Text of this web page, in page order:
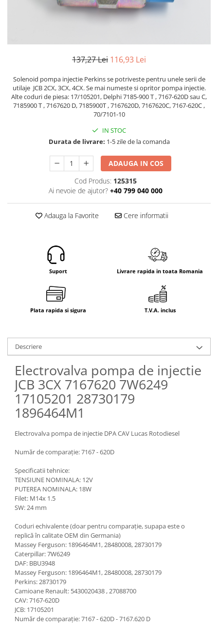
TELECOMANDA LIFT
MOTOARE ELECTRICE
ELECTRICE
POMPE HIDRAULICE
Bolturi, role si bucse
Pompa si motor electric
Role, bolturi si bucse
Burdufe si cilindri hidraulici
Cilindri, burdufe
Pompe si motoare electrice
Motoare electrice si pompe
Role, bucse si bolturi
Cilindru hidraulic si burduf
Hidraulice
Mecanice
Bolturi, role si bucse
Cilindri si burdufe
Pompe si motoare electrice
DAUTEL
Electrice
Hidraulica
Electropompa si motoare electrice
Burdufuri si cilindri hidraulici
Role, bucsi si bolturi
BEHRENS
Bolturi - role - bucse
Mecanice
Electrice
Hidraulice
Motoare electrice si pompe
SÖRENSEN
Mecanice
Electrice
Hidraulice
Presuri camion
Scule camion
Stergatoare parbriz camion
Perdele camion
137,27 Lei 116,93 Lei
Solenoid pompa injectie Perkins se potriveste pentru unele serii de
utilaje JCB 2CX, 3CX, 4CX. Se mai numeste si opritor pompa injectie.
Alte coduri de piesa: 17/105201, Delphi 7185-900 T , 7167-620D sau C,
7185900 T , 7167620 D, 7185900T , 7167620D, 7167620C, 7167-620C ,
70/7101-10
IN STOC
Durata de livrare: 1-5 zile de la comanda
ADAUGA IN COS
Cod Produs: 125315
Ai nevoie de ajutor? +40 799 040 000
Adauga la Favorite Cere informatii
Suport Livrare rapida in toata Romania
Plata rapida si sigura T.V.A. inclus
Descriere
Electrovalva pompa de injectie
JCB 3CX 7167620 7W6249
17105201 28730179
1896464M1
Electrovalva pompa de injectie DPA CAV Lucas Rotodiesel
Număr de comparație: 7167 - 620D
Specificatii tehnice:
TENSIUNE NOMINALA: 12V
PUTEREA NOMINALA: 18W
Filet: M14x 1.5
SW: 24 mm
Coduri echivalente (doar pentru comparație, supapa este o
replică în calitate OEM din Germania)
Massey Ferguson: 1896464M1, 28480008, 28730179
Caterpillar: 7W6249
DAF: BBU3948
Massey Ferguson: 1896464M1, 28480008, 28730179
Perkins: 28730179
Camioane Renault: 5430020438 , 27088700
CAV: 7167-620D
JCB: 17105201
Număr de comparație: 7167 - 620D - 7167.620 D